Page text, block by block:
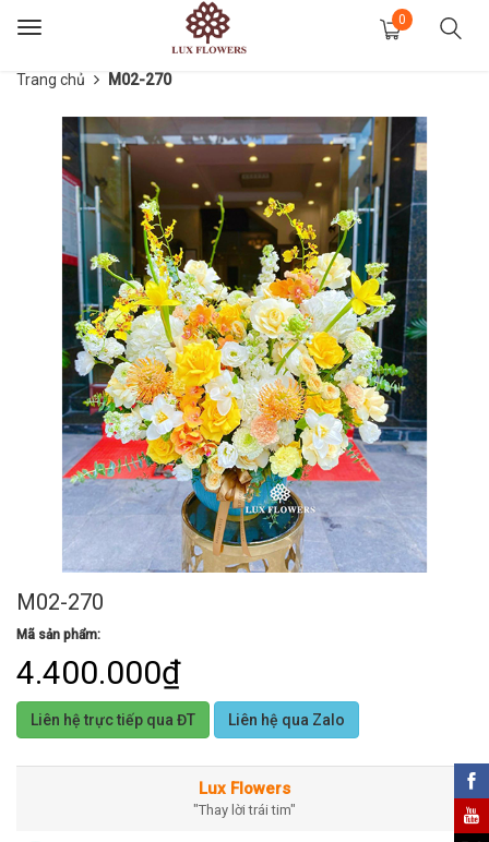
Toggle
0
Trang chủ M02-270
M02-270
Mã sản phẩm:
4.400.000₫
Liên hệ trực tiếp qua ĐT Liên hệ qua Zalo
Lux Flowers
"Thay lời trái tim"